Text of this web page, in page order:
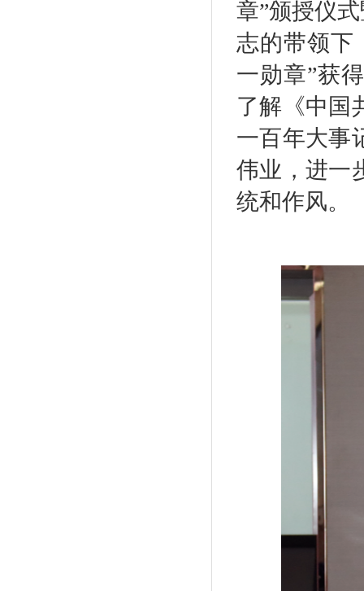
章”颁授仪
志的带领下
一勋章”获
了解《中国
一百年大事
伟业，进一
统和作风。